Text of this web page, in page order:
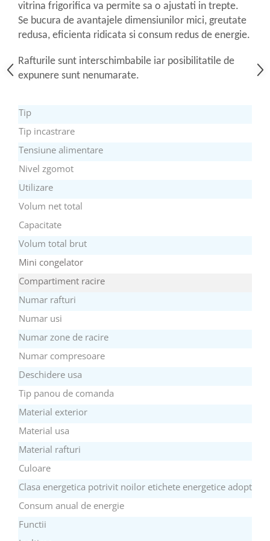
Aspiratoare
Mopuri electrice cu abur
Ingrijire personala
Cantare corporale
Ingrijire tesaturi
Masini de cusut
Ondulatoare
Perii de par electrice
Periute de dinti electrice
Pile electrice
Placi de indreptat parul
Plite
Preparare alimente
Masini de tocat
Preparare ceai si cafea
Aparate de spumat lapte
Aparate de facut inghetata
Preparare paine
Masini de facut paine
Prajitoare de paine
Storcatoare
Storcatoare
Tigai
TV, Electronice & Gaming
Accesorii & Periferice
Aparate foto & accesorii
vitrina frigorifica va permite sa o ajustati in trepte.
Se bucura de avantajele dimensiunilor mici, greutate
redusa, eficienta ridicata si consum redus de energie.
Rafturile sunt interschimbabile iar posibilitatile de
expunere sunt nenumarate.
Tip
Tip incastrare
Tensiune alimentare
Nivel zgomot
Utilizare
Volum net total
Capacitate
Volum total brut
Mini congelator
Compartiment racire
Numar rafturi
Numar usi
Numar zone de racire
Numar compresoare
Deschidere usa
Tip panou de comanda
Material exterior
Material usa
Material rafturi
Culoare
Clasa energetica potrivit noilor etichete energetice adoptate
Consum anual de energie
Functii